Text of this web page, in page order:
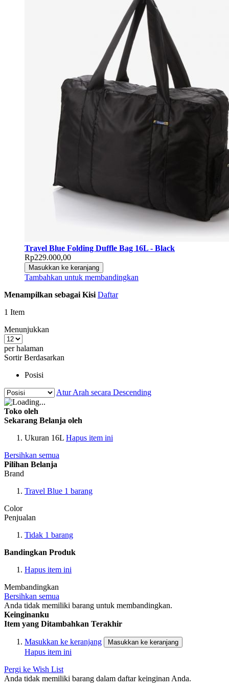
Travel Blue Folding Duffle Bag 16L - Black
Rp229.000,00
Masukkan ke keranjang
Tambahkan untuk membandingkan
Menampilkan sebagai Kisi Daftar
1 Item
Menunjukkan
per halaman
Sortir Berdasarkan
Posisi
Atur Arah secara Descending
Toko oleh
Sekarang Belanja oleh
Ukuran 16L Hapus item ini
Bersihkan semua
Pilihan Belanja
Brand
Travel Blue 1 barang
Color
Penjualan
Tidak 1 barang
Bandingkan Produk
Hapus item ini
Membandingkan
Bersihkan semua
Anda tidak memiliki barang untuk membandingkan.
Keinginanku
Item yang Ditambahkan Terakhir
Masukkan ke keranjang Masukkan ke keranjang
Hapus item ini
Pergi ke Wish List
Anda tidak memiliki barang dalam daftar keinginan Anda.